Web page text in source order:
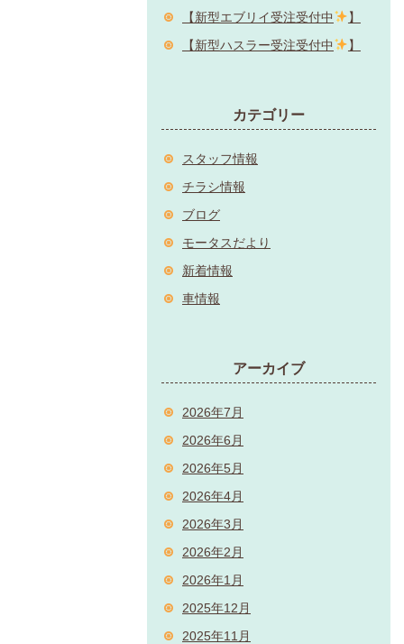
【新型エブリイ受注受付中
】
【新型ハスラー受注受付中
】
カテゴリー
スタッフ情報
チラシ情報
ブログ
モータスだより
新着情報
車情報
アーカイブ
2026年7月
2026年6月
2026年5月
2026年4月
2026年3月
2026年2月
2026年1月
2025年12月
2025年11月